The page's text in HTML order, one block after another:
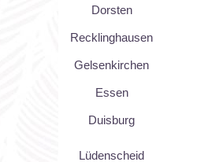
Dorsten
Recklinghausen
Gelsenkirchen
Essen
Duisburg
Lüdenscheid